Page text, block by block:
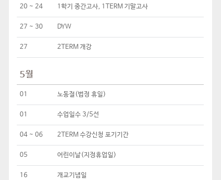
20 ~ 24 1학기 중간고사, 1TERM 기말고사
27 ~ 30 DYW
27 2TERM 개강
5월
01 노동절(법정 휴일)
01 수업일수 3/5선
04 ~ 06 2TERM 수강신청 포기기간
05 어린이날(지정휴업일)
16 개교기념일